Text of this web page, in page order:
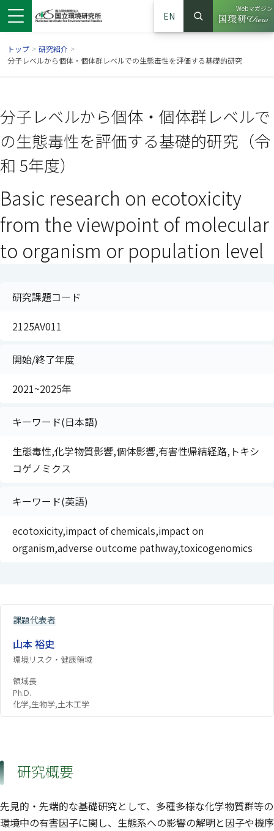
ウで開きます）
ンドウで開きます）
ウインドウで開きます）
EN
サイト内検索
検索
Webマガジン
（別ウイ
トップ > 研究紹介 >
分子レベルから個体・個体群レベルでの生態毒性を評価する基礎的研究
分子レベルから個体・個体群レベルで
の生態毒性を評価する基礎的研究（令
和 5年度）
Basic research on ecotoxicity
from the viewpoint of molecular
to organism or population level
研究課題コード
2125AV011
開始/終了年度
2021~2025年
キーワード(日本語)
生態毒性,化学物質影響,個体影響,有害性帰結経路,トキシ
コゲノミクス
キーワード(英語)
ecotoxicity,impact of chemicals,impact on
organism,adverse outcome pathway,toxicogenomics
課題代表者
山本 裕史
環境リスク・健康領域
領域長
Ph.D.
化学,生物学,土木工学
研究概要
先見的・先端的な基礎研究として、多種多様な化学物質群等の
環境中の有害因子に関し、生態系への影響の解明と因子や機序